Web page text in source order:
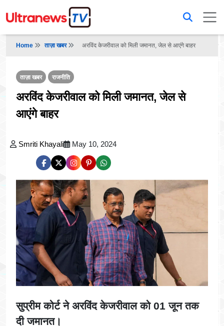
Home ताज़ा खबर अरविंद केजरीवाल को मिली जमानत, जेल से आएंगे बाहर
ताज़ा खबर राजनीति
अरविंद केजरीवाल को मिली जमानत, जेल से
आएंगे बाहर
Smriti Khayali May 10, 2024
सुप्रीम कोर्ट ने अरविंद केजरीवाल को 01 जून तक
दी जमानत।